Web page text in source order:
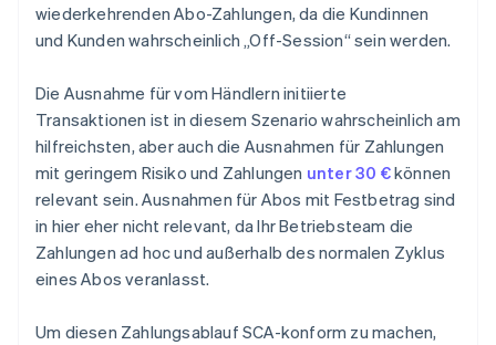
wiederkehrenden Abo-Zahlungen, da die Kundinnen
und Kunden wahrscheinlich „Off-Session“ sein werden.
Die Ausnahme für vom Händlern initiierte
Transaktionen ist in diesem Szenario wahrscheinlich am
hilfreichsten, aber auch die Ausnahmen für Zahlungen
mit geringem Risiko und Zahlungen unter 30 €können
relevant sein. Ausnahmen für Abos mit Festbetrag sind
in hier eher nicht relevant, da Ihr Betriebsteam die
Zahlungen ad hoc und außerhalb des normalen Zyklus
eines Abos veranlasst.
Um diesen Zahlungsablauf SCA-konform zu machen,